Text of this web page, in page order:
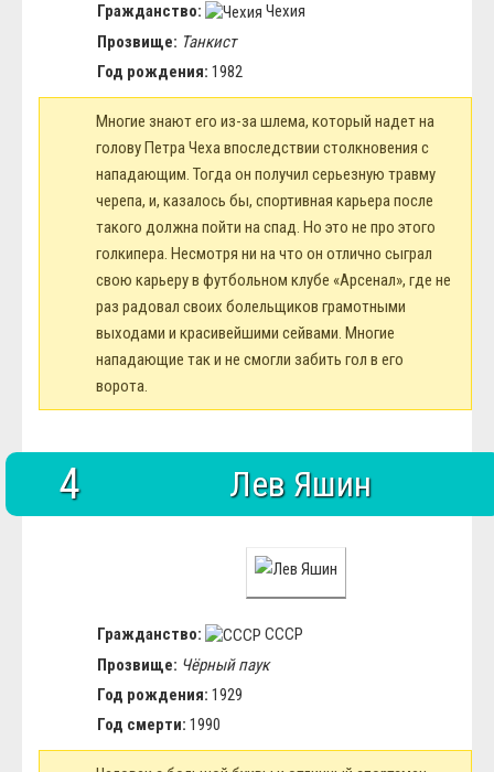
Гражданство:
Чехия
Прозвище: Танкист
Год рождения: 1982
Многие знают его из-за шлема, который надет на
голову Петра Чеха впоследствии столкновения с
нападающим. Тогда он получил серьезную травму
черепа, и, казалось бы, спортивная карьера после
такого должна пойти на спад. Но это не про этого
голкипера. Несмотря ни на что он отлично сыграл
свою карьеру в футбольном клубе «Арсенал», где не
раз радовал своих болельщиков грамотными
выходами и красивейшими сейвами. Многие
нападающие так и не смогли забить гол в его
ворота.
4 Лев Яшин
Гражданство:
СССР
Прозвище: Чёрный паук
Год рождения: 1929
Год смерти: 1990